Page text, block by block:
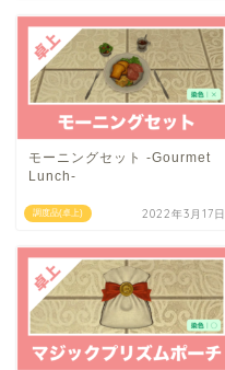
調度品(卓上)
モーニングセット -Gourmet
Lunch-
2022年3月17日